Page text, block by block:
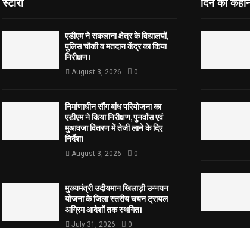
एडीएम ने सकलाना क्षेत्र के विद्यालयों,
पुलिस चौकी व मतदान केंद्र का किया
निरीक्षण।
August 3, 2026 0
निर्माणाधीन सौंग बांध परियोजना का
एडीएम ने किया निरीक्षण, पुनर्वास एवं
मुआवजा वितरण में तेजी लाने के दिए
निर्देश।
August 3, 2026 0
मुख्यमंत्री उदीयमान खिलाड़ी उन्नयन
योजना के जिला स्तरीय चयन ट्रायल
अग्रिम आदेशों तक स्थगित।
July 31, 2026 0